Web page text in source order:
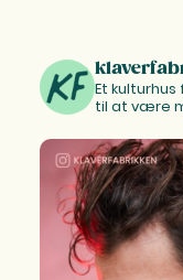
Et
til at være